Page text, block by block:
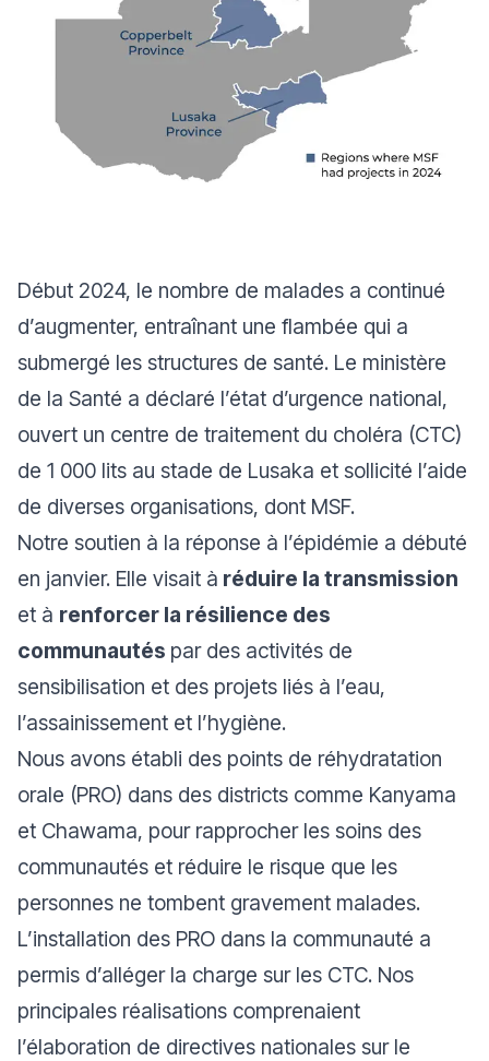
Début 2024, le nombre de malades a continué
d’augmenter, entraînant une flambée qui a
submergé les structures de santé. Le ministère
de la Santé a déclaré l’état d’urgence national,
ouvert un centre de traitement du choléra (CTC)
de 1 000 lits au stade de Lusaka et sollicité l’aide
de diverses organisations, dont MSF.
Notre soutien à la réponse à l’épidémie a débuté
en janvier. Elle visait à réduire la transmission
et à renforcer la résilience des
communautés par des activités de
sensibilisation et des projets liés à l’eau,
l’assainissement et l’hygiène.
Nous avons établi des points de réhydratation
orale (PRO) dans des districts comme Kanyama
et Chawama, pour rapprocher les soins des
communautés et réduire le risque que les
personnes ne tombent gravement malades.
L’installation des PRO dans la communauté a
permis d’alléger la charge sur les CTC. Nos
principales réalisations comprenaient
l’élaboration de directives nationales sur le